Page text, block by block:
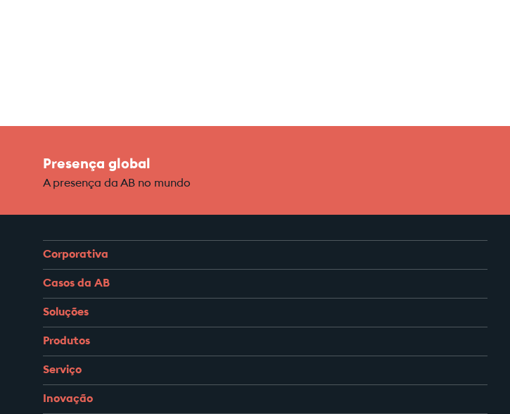
Presença global
A presença da AB no mundo
Corporativa
Casos da AB
Soluções
Produtos
Serviço
Inovação